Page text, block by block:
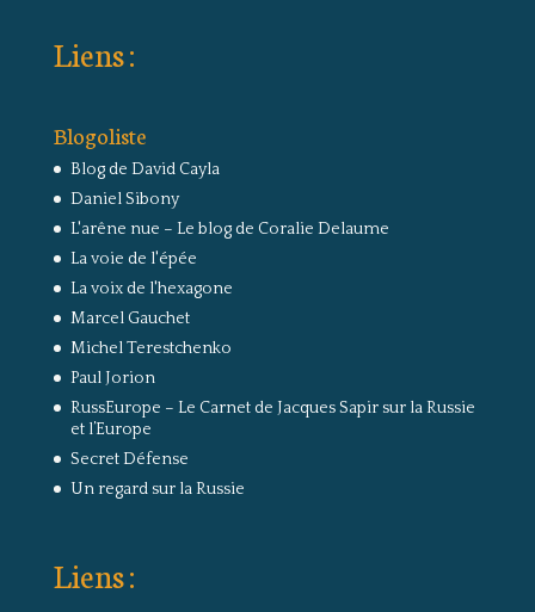
Liens :
Blogoliste
Blog de David Cayla
Daniel Sibony
L'arêne nue – Le blog de Coralie Delaume
La voie de l'épée
La voix de l'hexagone
Marcel Gauchet
Michel Terestchenko
Paul Jorion
RussEurope – Le Carnet de Jacques Sapir sur la Russie
et l’Europe
Secret Défense
Un regard sur la Russie
Liens :